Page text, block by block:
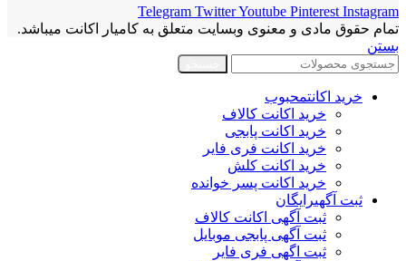
Telegram TwitterYoutube Pinterest Instagram
تمام حقوق مادی و معنوی وبسایت متعلق به کامیار اکانت میباشد.
بستن
خرید اکانتمحبوب
خرید اکانت کالاف
خرید اکانت پابجی
خرید اکانت فری فایر
خرید اکانت کلش
خرید اکانت پسر خوانده
ثبت آگهیرایگان
ثبت آگهی اکانت کالاف
ثبت آگهی پابجی موبایل
ثبت اگهی فری فایر